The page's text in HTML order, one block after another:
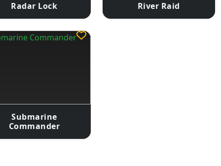
Radar Lock River Raid
Submarine
Commander